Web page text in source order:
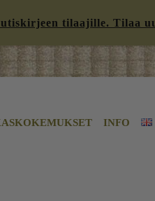
tilaajille. Tilaa
INFO